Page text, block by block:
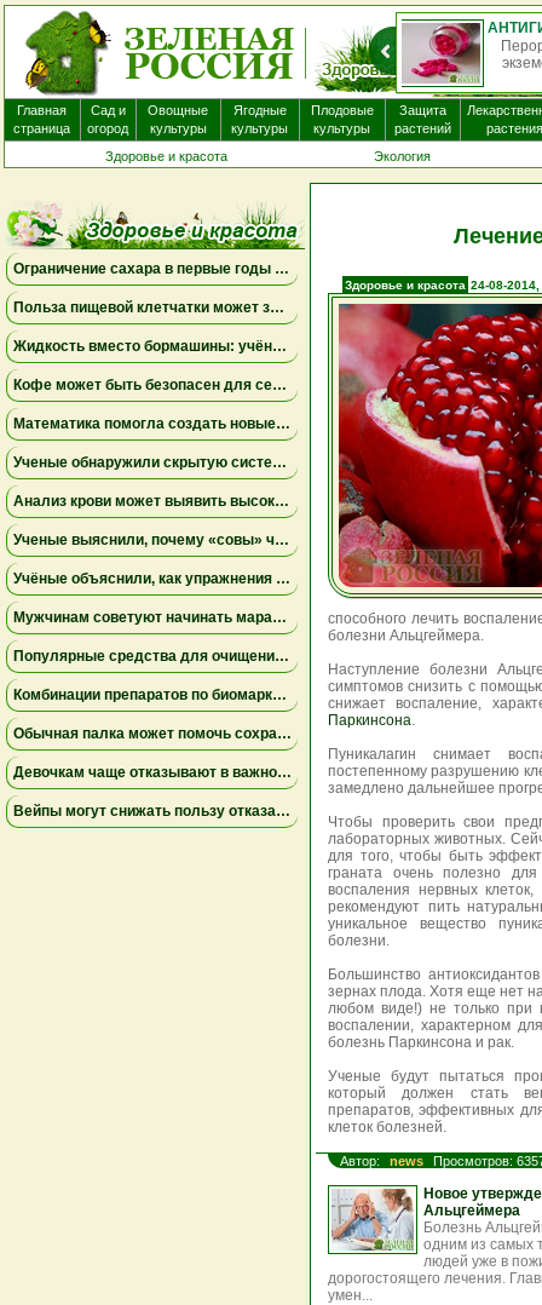
Главная
страница
Сад и
огород
Овощные
культуры
Ягодные
культуры
Плодовые
культуры
Защита
растений
растения
Здоровье и красота
Экология
Ограничение сахара в первые годы жизни может снизить риск болезни Альцгеймера
Польза пищевой клетчатки может зависеть от конкретных бактерий в кишечнике
Жидкость вместо бормашины: учёные подтвердили эффективность нового метода лечения детского кариеса
Кофе может быть безопасен для сердца, а энергетики — повышать риск аритмии
Математика помогла создать новые биомаркеры для прогнозирования рака молочной железы
Ученые обнаружили скрытую систему очистки в задней части глаза
Анализ крови может выявить высокий риск болезни Альцгеймера за десять лет до появления симптомов
Ученые выяснили, почему «совы» чаще набирают жир в области живота
Учёные объяснили, как упражнения замедляют старение мышц
Мужчинам советуют начинать марафон медленнее
Популярные средства для очищения слизи не помогли пациентам на ИВЛ и могут повышать риск осложнений
Комбинации препаратов по биомаркерам помогли уменьшить устойчивую к лечению меланому
Обычная палка может помочь сохранить равновесие
Девочкам чаще отказывают в важной защите после рождения
Вейпы могут снижать пользу отказа от сигарет
Здоровье и красота 24-08-
способного лечить
болезни Альцгеймера.
Наступление болезни
симптомов снизить с
снижает воспаление,
Паркинсона.
Пуникалагин снимает
постепенному разрушению
замедлено дальнейшее
Чтобы проверить свои
лабораторных животных.
для того, чтобы быть
граната очень полезно
воспаления нервных
рекомендуют пить
уникальное вещество
болезни.
Большинство
зернах плода. Хотя еще нет
любом виде!) не только при
воспалении, характерном
болезнь Паркинсона и рак.
Ученые будут пытаться
который должен стать
препаратов, эффективных
клеток болезней.
Автор: news Просмотров:
Новое
Альцгеймера
Болезнь
одним из самых
людей уже в
дорогостоящего лечения.
умен...